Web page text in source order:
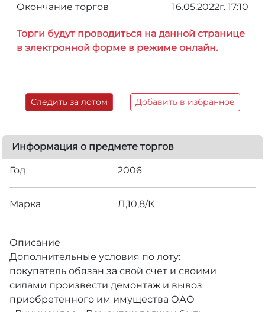
Окончание торгов
16.05.2022г. 17:10
Торги будут проводиться на данной странице
в электронной форме в режиме онлайн.
Следить за лотом Добавить в избранное
Информация о предмете торгов
Год 2006
Марка Л,10,8/К
Описание
Дополнительные условия по лоту:
покупатель обязан за свой счет и своими
силами произвести демонтаж и вывоз
приобретенного им имущества ОАО